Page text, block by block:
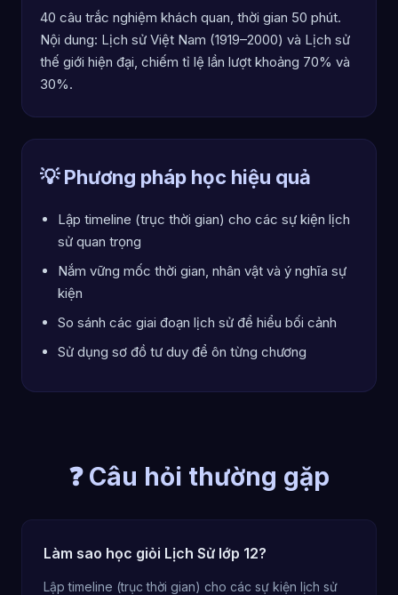
40 câu trắc nghiệm khách quan, thời gian 50 phút.
Nội dung: Lịch sử Việt Nam (1919–2000) và Lịch sử
thế giới hiện đại, chiếm tỉ lệ lần lượt khoảng 70% và
30%.
💡 Phương pháp học hiệu quả
Lập timeline (trục thời gian) cho các sự kiện lịch
sử quan trọng
Nắm vững mốc thời gian, nhân vật và ý nghĩa sự
kiện
So sánh các giai đoạn lịch sử để hiểu bối cảnh
Sử dụng sơ đồ tư duy để ôn từng chương
❓ Câu hỏi thường gặp
Làm sao học giỏi Lịch Sử lớp 12?
Lập timeline (trục thời gian) cho các sự kiện lịch sử